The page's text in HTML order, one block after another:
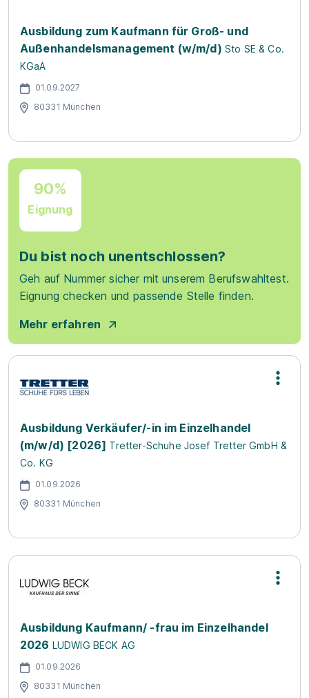
Ausbildung zum Kaufmann für Groß- und
Außenhandelsmanagement (w/m/d) Sto SE & Co.
KGaA
01.09.2027
80331 München
90%
Eignung
Du bist noch unentschlossen?
Geh auf Nummer sicher mit unserem Berufswahltest.
Eignung checken und passende Stelle finden.
Mehr erfahren
Ausbildung Verkäufer/-in im Einzelhandel
(m/w/d) [2026] Tretter-Schuhe Josef Tretter GmbH &
Co. KG
01.09.2026
80331 München
Ausbildung Kaufmann/ -frau im Einzelhandel
2026 LUDWIG BECK AG
01.09.2026
80331 München